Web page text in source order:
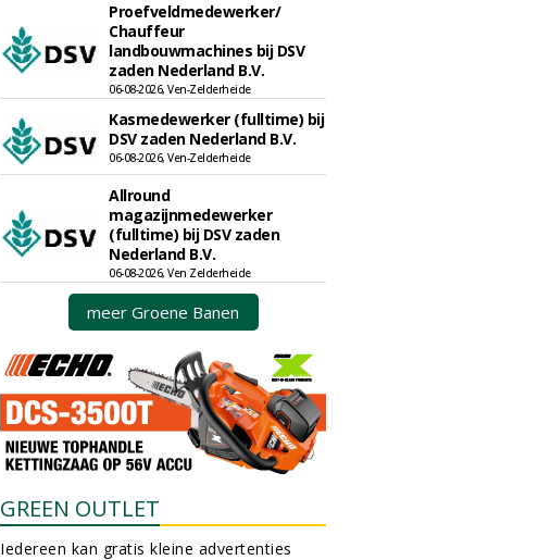
Proefveldmedewerker/
Chauffeur
landbouwmachines bij DSV
zaden Nederland B.V.
06-08-2026, Ven-Zelderheide
Kasmedewerker (fulltime) bij
DSV zaden Nederland B.V.
06-08-2026, Ven-Zelderheide
Allround
magazijnmedewerker
(fulltime) bij DSV zaden
Nederland B.V.
06-08-2026, Ven Zelderheide
meer Groene Banen
GREEN OUTLET
Iedereen kan gratis kleine advertenties